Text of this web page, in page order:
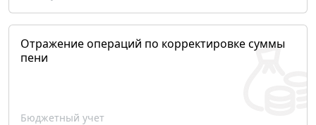
Отражение операций по корректировке суммы
пени
Бюджетный учет